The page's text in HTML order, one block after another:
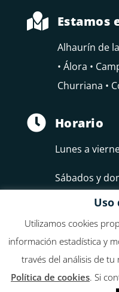
 Estamos
Alhaurín de
• Álora •
Churriana •
 Horario
Lunes a
Sábados y
Federación de Empresarios
Uso
Utilizamos cookies
información estadística y
través del análisis de
Política de cookies. Si